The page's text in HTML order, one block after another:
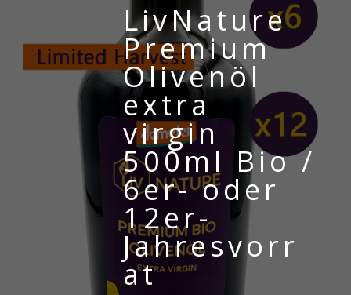
LivNature
Premium
Olivenöl
extra
virgin
500ml Bio /
6er- oder
12er-
Jahresvorr
at